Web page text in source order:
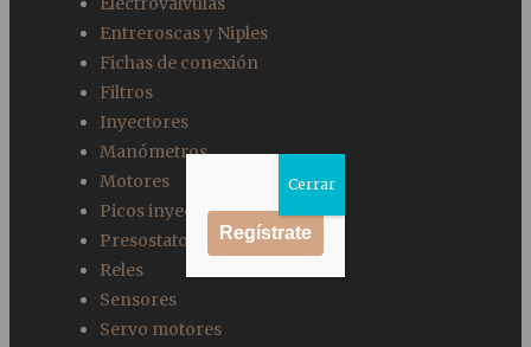
Entreroscas y Niples
Fichas de conexión
Filtros
Inyectores
Manómetros
Motores
Picos inyectores
Presostatos
Reles
Sensores
Servo motores
Regístrate
Cerrar